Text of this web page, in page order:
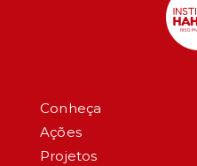
Conheça
Ações
Projetos